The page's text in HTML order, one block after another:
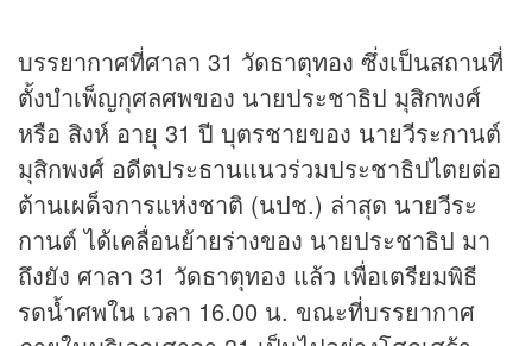
บรรยากาศที่ศาลา 31 วัดธาตุทอง ซึ่งเป็นสถานที่
ตั้งบำเพ็ญกุศลศพของ นายประชาธิป มุสิกพงศ์
หรือ สิงห์ อายุ 31 ปี บุตรชายของ นายวีระกานต์
มุสิกพงศ์ อดีตประธานแนวร่วมประชาธิปไตยต่อ
ต้านเผด็จการแห่งชาติ (นปช.) ล่าสุด นายวีระ
กานต์ ได้เคลื่อนย้ายร่างของ นายประชาธิป มา
ถึงยัง ศาลา 31 วัดธาตุทอง แล้ว เพื่อเตรียมพิธี
รดน้ำศพใน เวลา 16.00 น. ขณะที่บรรยากาศ